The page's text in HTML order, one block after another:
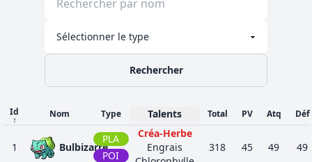
Saquedeneu
Germignon
PLA
Isograisse
153 Macronium
PLA
Engrais
405 60
154 Méganium
PLA
Isograisse
Engrais
525 80
Rechercher
Id
↑
Nom Type Talents Total PV Atq Déf
1 Bulbizarre
PLA
POI
Créa-Herbe
Engrais
318 45 49 49